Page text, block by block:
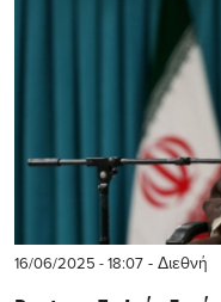
16/06/2025 - 18:07 - Διεθνή